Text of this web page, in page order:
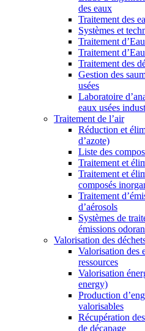
des eaux
Traitement des
Systèmes et
Traitement
Traitement
Traitement des
Gestion des
usées
Laboratoire
eaux usées
Traitement de l’air
Réduction et
d’azote)
Liste des
Traitement et
Traitement et
composés
Traitement
d’aérosols
Systèmes de
émissions
Valorisation des
Valorisation des
ressources
Valorisation
energy)
Production
valorisables
Récupération
de décapage